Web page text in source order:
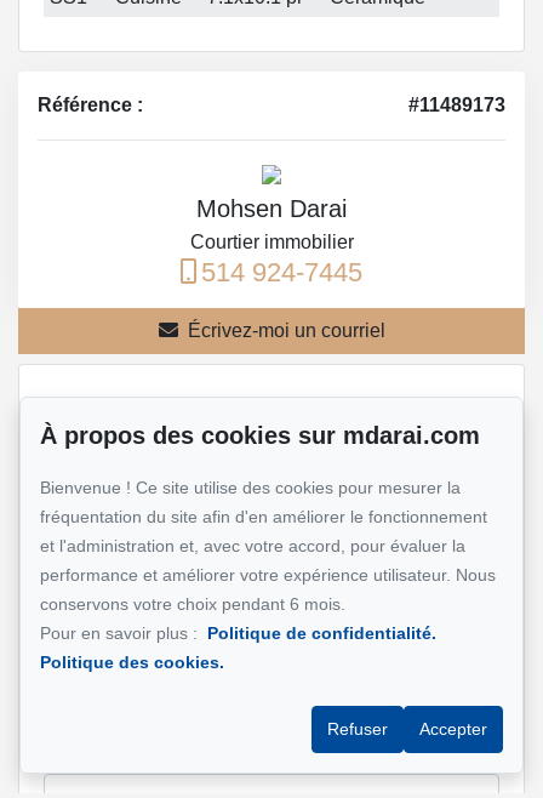
Référence : #11489173
Mohsen Darai
Courtier immobilier
514 924-7445
Écrivez-moi un courriel
Téléphone *
Adresse e-mail*
Adresse de la propriété qui vous intéresse?
À propos des cookies sur mdarai.com
Bienvenue ! Ce site utilise des cookies pour mesurer la
fréquentation du site afin d'en améliorer le fonctionnement
et l'administration et, avec votre accord, pour évaluer la
performance et améliorer votre expérience utilisateur. Nous
conservons votre choix pendant 6 mois.
Pour en savoir plus :
Politique de confidentialité.
Politique des cookies.
Refuser Accepter